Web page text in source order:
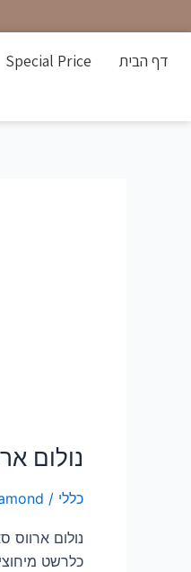
לתוכן
דף הבית Special Price
נולום
כללי /
נולום ארווס
כלרשט
סאפיאן